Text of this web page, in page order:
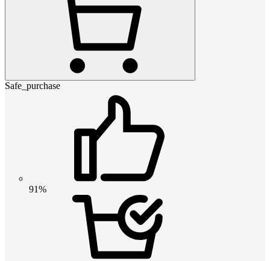
Safe_purchase
91%